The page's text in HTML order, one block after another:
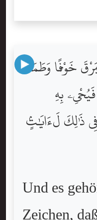
خَوْفًۭا وَطَمَعًۭا
بِهِ
ذَٰلِكَ لَءَايَٰتٍۢ
Und es